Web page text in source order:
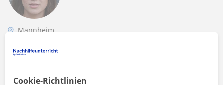
Mannheim
Mannheim
Cookie-Richtlinien